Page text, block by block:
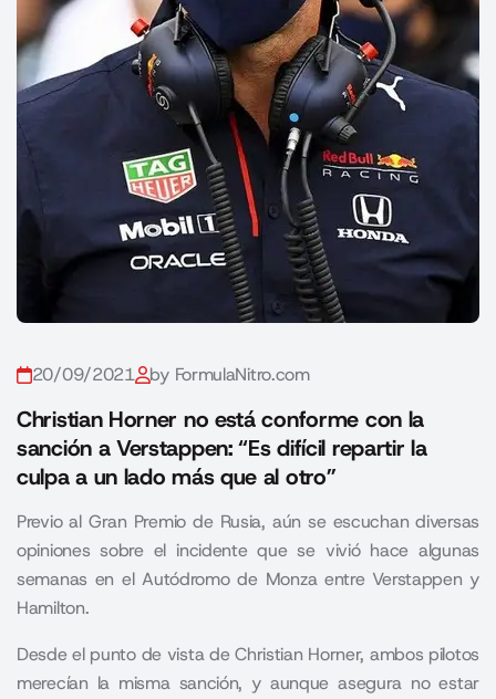
20/09/2021 by FormulaNitro.com
Christian Horner no está conforme con la
sanción a Verstappen: “Es difícil repartir la
culpa a un lado más que al otro”
Previo al Gran Premio de Rusia, aún se escuchan diversas
opiniones sobre el incidente que se vivió hace algunas
semanas en el Autódromo de Monza entre Verstappen y
Hamilton.
Desde el punto de vista de Christian Horner, ambos pilotos
merecían la misma sanción, y aunque asegura no estar